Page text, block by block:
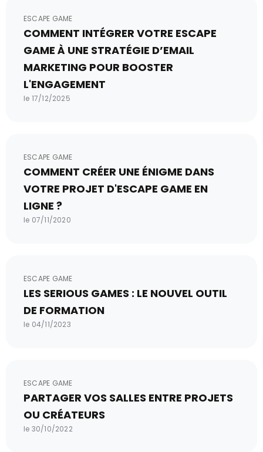
ESCAPE GAME
COMMENT INTÉGRER VOTRE ESCAPE
GAME À UNE STRATÉGIE D’EMAIL
MARKETING POUR BOOSTER
L'ENGAGEMENT
le 17/12/2025
ESCAPE GAME
COMMENT CRÉER UNE ÉNIGME DANS
VOTRE PROJET D'ESCAPE GAME EN
LIGNE ?
le 07/11/2020
ESCAPE GAME
LES SERIOUS GAMES : LE NOUVEL OUTIL
DE FORMATION
le 04/11/2023
ESCAPE GAME
PARTAGER VOS SALLES ENTRE PROJETS
OU CRÉATEURS
le 30/10/2022